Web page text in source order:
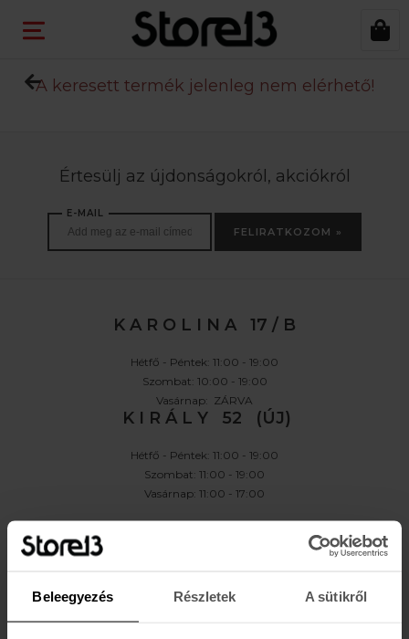
Beleegyezés Részletek A sütikről
A keresett termék jelenleg nem elérhető!
Értesülj az újdonságokról, akciókról
E-MAIL
FELIRATKOZOM »
K A R O L I N A 17 / B
Hétfő - Péntek: 11:00 - 19:00
Szombat: 10:00 - 19:00
Vasárnap: ZÁRVA
K I R Á L Y 52 (ÚJ)
Hétfő - Péntek: 11:00 - 19:00
Szombat: 11:00 - 19:00
Vasárnap: 11:00 - 17:00
Karolina:
+36 (1) 466-5510, +36 (30) 3193924
Király: